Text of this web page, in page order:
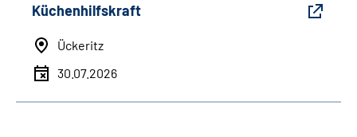
Küchenhilfskraft
Ückeritz
30.07.2026